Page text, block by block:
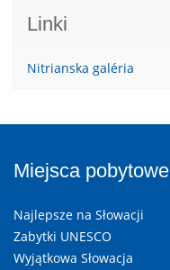
Linki
Nitrianska galéria
Miejsca pobytowe
Najlepsze na Słowacji
Zabytki UNESCO
Wyjątkowa Słowacja